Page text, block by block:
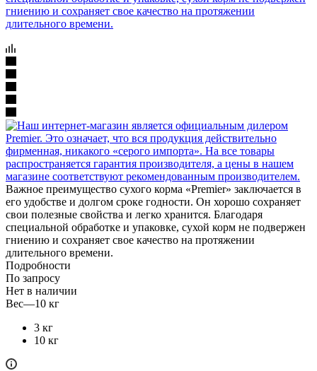
Важное преимущество сухого корма «Premier» заключается в
его удобстве и долгом сроке годности. Он хорошо сохраняет
свои полезные свойства и легко хранится. Благодаря
специальной обработке и упаковке, сухой корм не подвержен
гниению и сохраняет свое качество на протяжении
длительного времени.
Подробности
По запросу
Нет в наличии
Вес—10 кг
3 кг
10 кг